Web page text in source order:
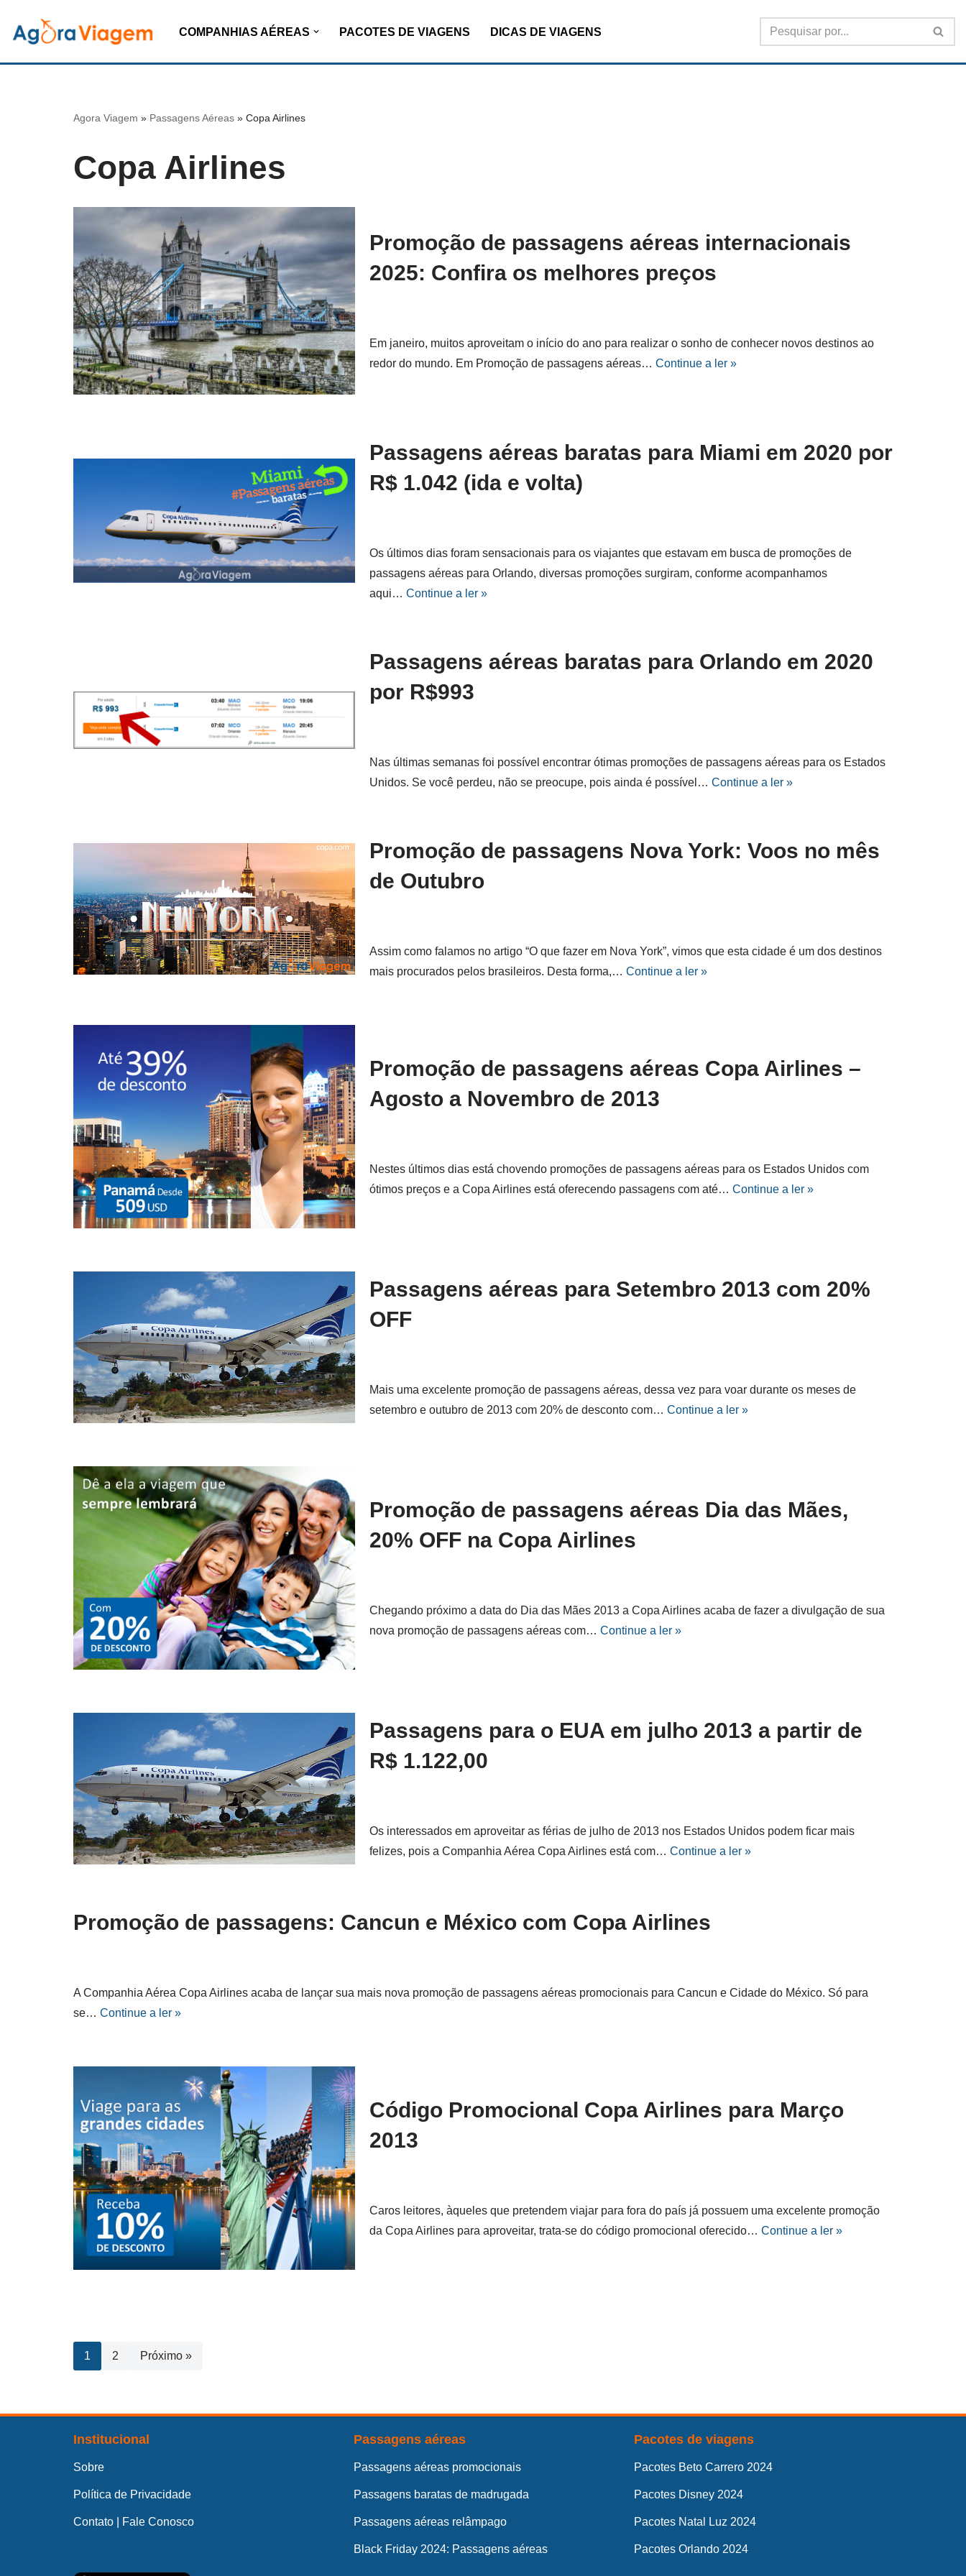
Pular
para
COMPANHIAS AÉREAS PACOTES DE VIAGENS DICAS DE VIAGENS
Agora Viagem » Passagens Aéreas » Copa Airlines
Copa Airlines
Promoção de passagens aéreas internacionais
2025: Confira os melhores preços
Em janeiro, muitos aproveitam o início do ano para realizar o sonho de conhecer novos destinos ao
redor do mundo. Em Promoção de passagens aéreas… Continue a ler »
Passagens aéreas baratas para Miami em 2020 por
R$ 1.042 (ida e volta)
Os últimos dias foram sensacionais para os viajantes que estavam em busca de promoções de
passagens aéreas para Orlando, diversas promoções surgiram, conforme acompanhamos
aqui… Continue a ler »
Passagens aéreas baratas para Orlando em 2020
por R$993
Nas últimas semanas foi possível encontrar ótimas promoções de passagens aéreas para os Estados
Unidos. Se você perdeu, não se preocupe, pois ainda é possível… Continue a ler »
Promoção de passagens Nova York: Voos no mês
de Outubro
Assim como falamos no artigo “O que fazer em Nova York”, vimos que esta cidade é um dos destinos
mais procurados pelos brasileiros. Desta forma,… Continue a ler »
Promoção de passagens aéreas Copa Airlines –
Agosto a Novembro de 2013
Nestes últimos dias está chovendo promoções de passagens aéreas para os Estados Unidos com
ótimos preços e a Copa Airlines está oferecendo passagens com até… Continue a ler »
Passagens aéreas para Setembro 2013 com 20%
OFF
Mais uma excelente promoção de passagens aéreas, dessa vez para voar durante os meses de
setembro e outubro de 2013 com 20% de desconto com… Continue a ler »
Promoção de passagens aéreas Dia das Mães,
20% OFF na Copa Airlines
Chegando próximo a data do Dia das Mães 2013 a Copa Airlines acaba de fazer a divulgação de sua
nova promoção de passagens aéreas com… Continue a ler »
Passagens para o EUA em julho 2013 a partir de
R$ 1.122,00
Os interessados em aproveitar as férias de julho de 2013 nos Estados Unidos podem ficar mais
felizes, pois a Companhia Aérea Copa Airlines está com… Continue a ler »
Promoção de passagens: Cancun e México com Copa Airlines
A Companhia Aérea Copa Airlines acaba de lançar sua mais nova promoção de passagens aéreas promocionais para Cancun e Cidade do México. Só para
se… Continue a ler »
Código Promocional Copa Airlines para Março
2013
Caros leitores, àqueles que pretendem viajar para fora do país já possuem uma excelente promoção
da Copa Airlines para aproveitar, trata-se do código promocional oferecido… Continue a ler »
1 2 Próximo »
Institucional
Sobre
Política de Privacidade
Contato | Fale Conosco
Passagens aéreas
Passagens aéreas promocionais
Passagens baratas de madrugada
Passagens aéreas relâmpago
Black Friday 2024: Passagens aéreas
Pacotes de viagens
Pacotes Beto Carrero 2024
Pacotes Disney 2024
Pacotes Natal Luz 2024
Pacotes Orlando 2024